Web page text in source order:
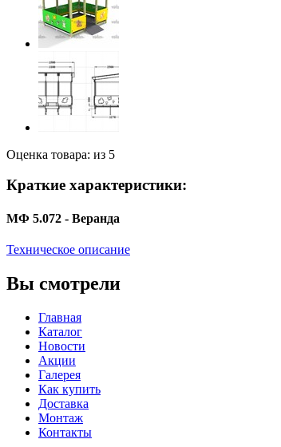
Оценка товара: из 5
Краткие характеристики:
МФ 5.072 - Веранда
Техническое описание
Вы смотрели
Главная
Каталог
Новости
Акции
Галерея
Как купить
Доставка
Монтаж
Контакты